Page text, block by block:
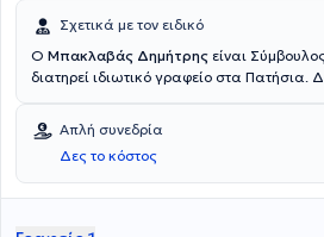
Σχετικά με τον ειδικό
Ο Μπακλαβάς Δημήτρης είναι
διατηρεί ιδιωτικό γραφείο στα Πατήσια.
παράρτημα του Athens Synthesis Center.
πιστοποιηθεί στα Counselling Skills και
Integrative Counselling από το
Scotland. Τέλος, παρακολουθεί πλήθος
Απλή συνεδρία
Δες το κόστος